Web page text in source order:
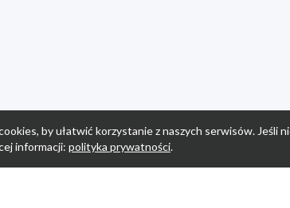
by ułatwić korzystanie z naszych serwisów. Jeśli
informacji: polityka prywatności.